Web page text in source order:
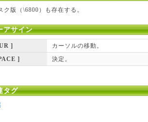
ク版（\6800）も存在する。
アサイン
]
カーソルの移動。
]
決定。
タグ